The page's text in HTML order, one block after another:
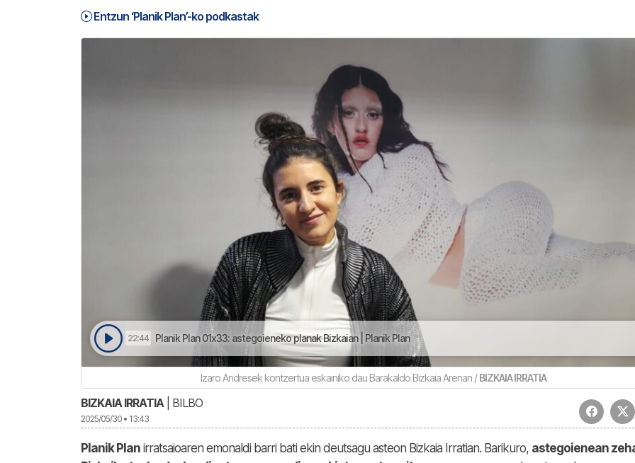
Entzun ‘Planik Plan’-ko podkastak
22:44 Planik Plan 01x33: astegoieneko planak Bizkaian | Planik Plan
Izaro Andresek kontzertua eskainiko dau Barakaldo Bizkaia Arenan /BIZKAIA IRRATIA
BIZKAIA IRRATIA| BILBO
2025/05/30 • 13:43
Planik Plan irratsaioaren emonaldi barri bati ekin deutsagu asteon Bizkaia Irratian. Barikuro, astegoienean